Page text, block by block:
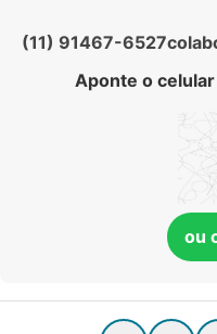
(11) 91467-6527
Aponte o
ou